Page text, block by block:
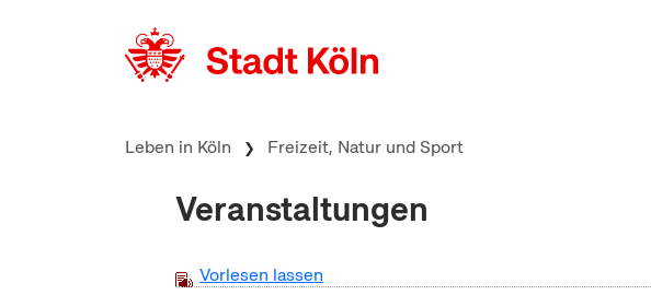
Leben in Köln Freizeit, Natur und Sport
Veranstaltungen
Vorlesen lassen